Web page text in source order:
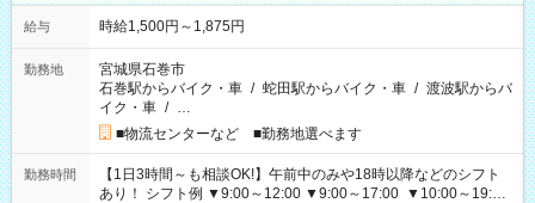
給与 時給1,500円～1,875円
勤務地
宮城県石巻市
石巻駅からバイク・車 / 蛇田駅からバイク・車 / 渡波駅からバ
イク・車 / …
■物流センターなど ■勤務地選べます
勤務時間
【1日3時間～も相談OK!】午前中のみや18時以降などのシフト
あり！ シフト例 ▼9:00～12:00 ▼9:00～17:00 ▼10:00～19:00